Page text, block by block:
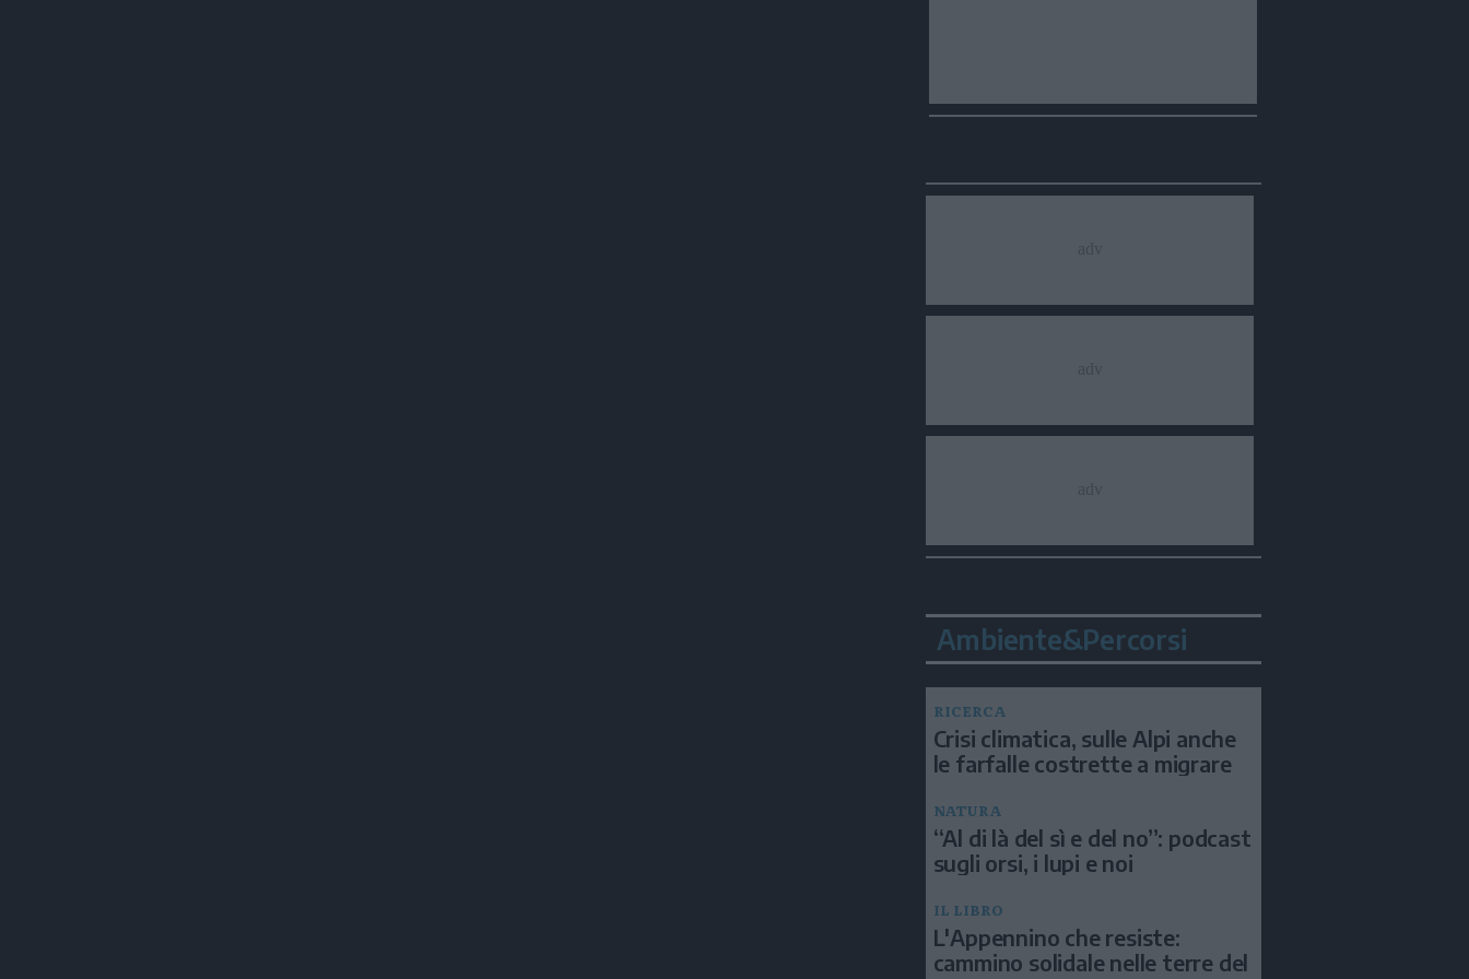
Ambiente&Percorsi
RICERCA
Crisi climatica, sulle Alpi anche
le farfalle costrette a migrare
NATURA
“Al di là del sì e del no”: podcast
sugli orsi, i lupi e noi
IL LIBRO
L'Appennino che resiste:
cammino solidale nelle terre del